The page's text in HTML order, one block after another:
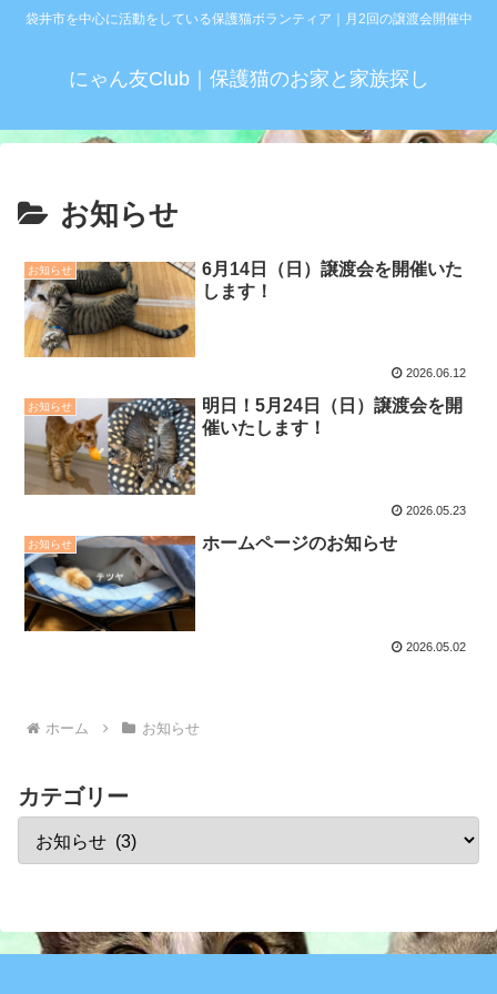
袋井市を中心に活動をしている保護猫ボランティア｜月2回の譲渡会開催中
にゃん友Club｜保護猫のお家と家族探し
お知らせ
お知らせ
6月14日（日）譲渡会を開催いた
します！
2026.06.12
お知らせ
明日！5月24日（日）譲渡会を開
催いたします！
2026.05.23
お知らせ ホームページのお知らせ
2026.05.02
ホーム お知らせ
カテゴリー